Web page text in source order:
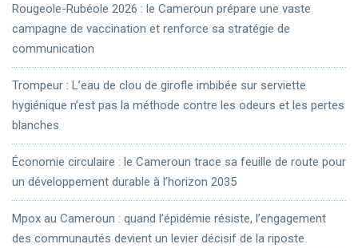
Rougeole-Rubéole 2026 : le Cameroun prépare une vaste
campagne de vaccination et renforce sa stratégie de
communication
Trompeur : L’eau de clou de girofle imbibée sur serviette
hygiénique n’est pas la méthode contre les odeurs et les pertes
blanches
Économie circulaire : le Cameroun trace sa feuille de route pour
un développement durable à l’horizon 2035
Mpox au Cameroun : quand l’épidémie résiste, l’engagement
des communautés devient un levier décisif de la riposte